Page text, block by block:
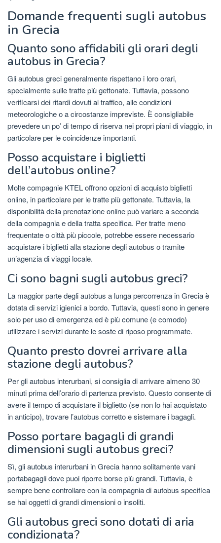
Domande frequenti sugli autobus
in Grecia
Quanto sono affidabili gli orari degli
autobus in Grecia?
Gli autobus greci generalmente rispettano i loro orari,
specialmente sulle tratte più gettonate. Tuttavia, possono
verificarsi dei ritardi dovuti al traffico, alle condizioni
meteorologiche o a circostanze impreviste. È consigliabile
prevedere un po’ di tempo di riserva nei propri piani di viaggio, in
particolare per le coincidenze importanti.
Posso acquistare i biglietti
dell’autobus online?
Molte compagnie KTEL offrono opzioni di acquisto biglietti
online, in particolare per le tratte più gettonate. Tuttavia, la
disponibilità della prenotazione online può variare a seconda
della compagnia e della tratta specifica. Per tratte meno
frequentate o città più piccole, potrebbe essere necessario
acquistare i biglietti alla stazione degli autobus o tramite
un’agenzia di viaggi locale.
Ci sono bagni sugli autobus greci?
La maggior parte degli autobus a lunga percorrenza in Grecia è
dotata di servizi igienici a bordo. Tuttavia, questi sono in genere
solo per uso di emergenza ed è più comune (e comodo)
utilizzare i servizi durante le soste di riposo programmate.
Quanto presto dovrei arrivare alla
stazione degli autobus?
Per gli autobus interurbani, si consiglia di arrivare almeno 30
minuti prima dell’orario di partenza previsto. Questo consente di
avere il tempo di acquistare il biglietto (se non lo hai acquistato
in anticipo), trovare l’autobus corretto e sistemare i bagagli.
Posso portare bagagli di grandi
dimensioni sugli autobus greci?
Sì, gli autobus interurbani in Grecia hanno solitamente vani
portabagagli dove puoi riporre borse più grandi. Tuttavia, è
sempre bene controllare con la compagnia di autobus specifica
se hai oggetti di grandi dimensioni o insoliti.
Gli autobus greci sono dotati di aria
condizionata?